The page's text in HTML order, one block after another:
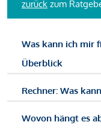
zurück zum
Was kann ich mir
Überblick
Rechner: Was
Wovon hängt es